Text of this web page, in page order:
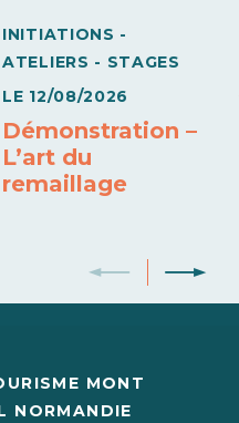
INITIATIONS -
ATELIERS - STAGES
LE 12/08/2026
Démonstration –
L’art du
remaillage
MONT
NORMANDIE